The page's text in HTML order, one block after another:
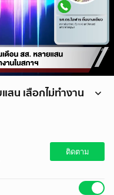
สน เสือกไม่ทำงาน
ม่ทำงานในสภาฯ
ติดตาม